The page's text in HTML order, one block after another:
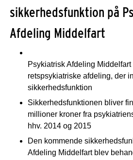
sikkerhedsfunktion på
Afdeling Middelfart
Psykiatrisk Afdeling
retspsykiatriske afdeling, der
sikkerhedsfunktion
Sikkerhedsfunktionen bliver
millioner kroner fra
hhv. 2014 og 2015
Den kommende
Afdeling Middelfart blev